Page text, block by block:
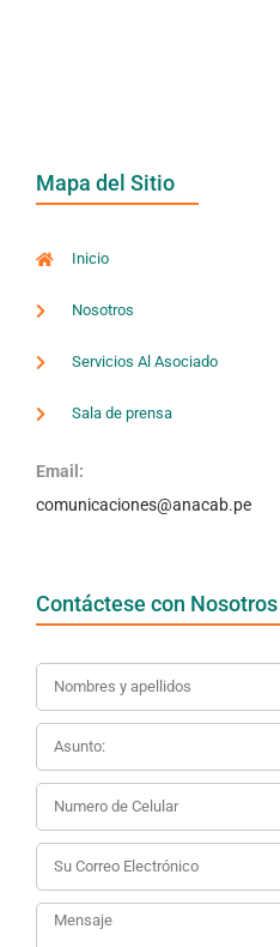
Mapa del Sitio
Inicio
Nosotros
Servicios Al Asociado
Sala de prensa
Email:
comunicaciones@anacab.pe
Contáctese con Nosotros